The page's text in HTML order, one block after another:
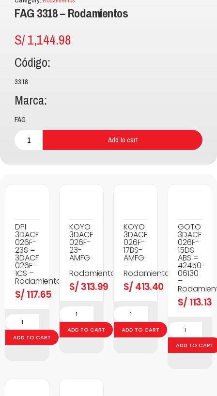
FAG 3318 – Rodamientos
S/1,144.98
Código:
3318
Marca:
FAG
Add to cart
DPI
3DACF
026F-
23S =
3DACF
026F-
1CS –
Rodamientos
S/ 117.65
ADD TO CART
KOYO
3DACF
026F-
23-
AMFG
–
Rodamientos
S/ 313.99
ADD TO CART
KOYO
3DACF
026F-
17BS-
AMFG
–
Rodamientos
S/ 413.40
ADD TO CART
GOTO
3DACF
026F-
15DS
ABS =
42450-
06130
–
S/ 113.13
ADD TO CART